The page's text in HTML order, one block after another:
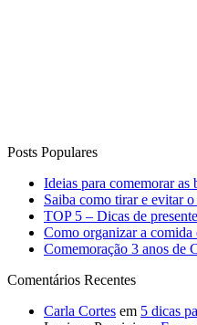
Posts Populares
Ideias para comemorar as
Saiba como tirar e evitar
TOP 5 – Dicas de
Como organizar a comida
Comemoração 3 anos de
Comentários Recentes
Carla Cortes em 5 dicas